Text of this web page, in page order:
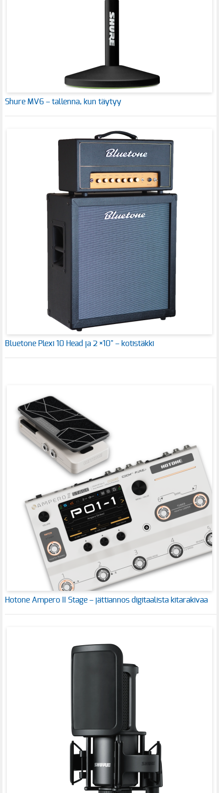
Shure MV6 – tallenna, kun täytyy
Bluetone Plexi 10 Head ja 2 ×10" – kotistäkki
Hotone Ampero II Stage – jättiannos digitaalista kitarakivaa